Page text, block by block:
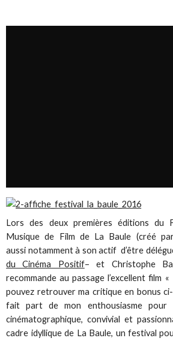
Lors des deux premières éditions du
Musique de Film de La Baule (créé
aussi notamment à son actif d’être
du Cinéma Positif– et Christophe
recommande au passage l’excellent film
pouvez retrouver ma critique en bonus
fait part de mon enthousiasme pour
cinématographique, convivial et
cadre idyllique de La Baule, un festival